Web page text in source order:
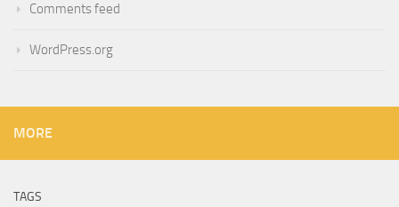
Comments feed
WordPress.org
MORE
TAGS